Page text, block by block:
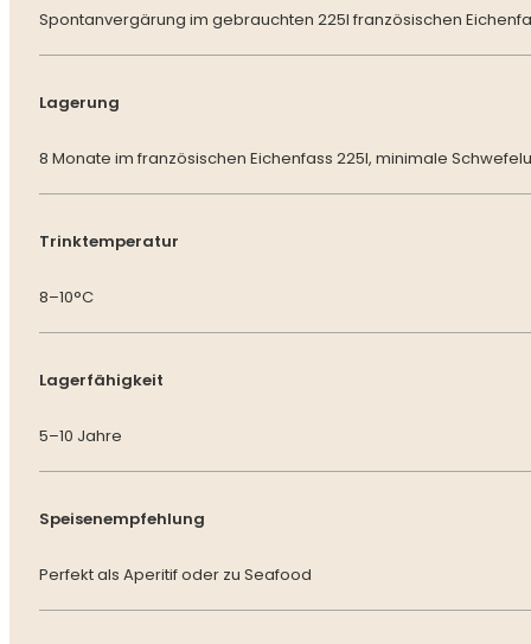
Spontanvergärung im gebrauchten 225l französischen
Lagerung
8 Monate im französischen Eichenfass 225l, minimale
Trinktemperatur
8–10°C
Lagerfähigkeit
5–10 Jahre
Speisenempfehlung
Perfekt als Aperitif oder zu Seafood